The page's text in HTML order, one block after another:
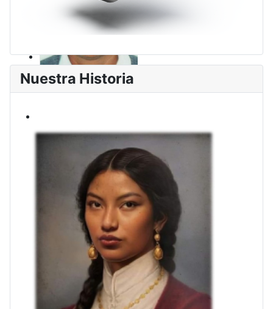
Nuestra Historia